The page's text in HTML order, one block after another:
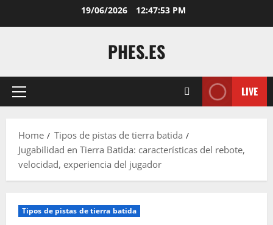
19/06/2026 12:47:54 PM
PHES.ES
Primary
LIVE
Home
Tipos de pistas de tierra batida
Jugabilidad en Tierra Batida: características del rebote,
velocidad, experiencia del jugador
Tipos de pistas de tierra batida